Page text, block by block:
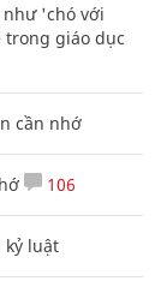
'chó với
giáo dục
cần nhớ
106
kỷ luật